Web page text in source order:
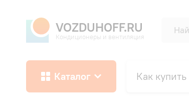
VOZDUHOFF.RU
Кондиционеры и вентиляция
Каталог Как купить